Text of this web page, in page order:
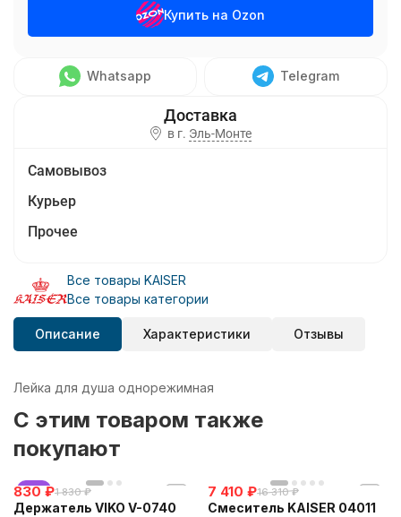
Купить на Ozon
Whatsapp Telegram
в г. Эль-Монте
Самовывоз
Курьер
Прочее
Все товары KAISER
Все товары категории
Описание Характеристики Отзывы
Лейка для душа однорежимная
C этим товаром также
покупают
хит
830 ₽1 830 ₽
Держатель VIKO V-0740
7 410 ₽16 310 ₽
Смеситель KAISER 04011